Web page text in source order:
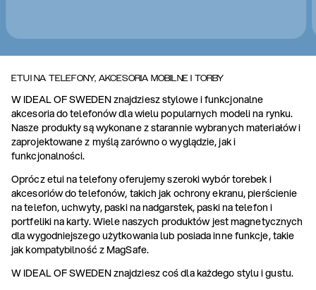
ETUI NA TELEFONY, AKCESORIA MOBILNE I TORBY
W IDEAL OF SWEDEN znajdziesz stylowe i funkcjonalne
akcesoria do telefonów dla wielu popularnych modeli na rynku.
Nasze produkty są wykonane z starannie wybranych materiałów i
zaprojektowane z myślą zarówno o wyglądzie, jak i
funkcjonalności.
Oprócz etui na telefony oferujemy szeroki wybór torebek i
akcesoriów do telefonów, takich jak ochrony ekranu, pierścienie
na telefon, uchwyty, paski na nadgarstek, paski na telefon i
portfeliki na karty. Wiele naszych produktów jest magnetycznych
dla wygodniejszego użytkowania lub posiada inne funkcje, takie
jak kompatybilność z MagSafe.
W IDEAL OF SWEDEN znajdziesz coś dla każdego stylu i gustu.